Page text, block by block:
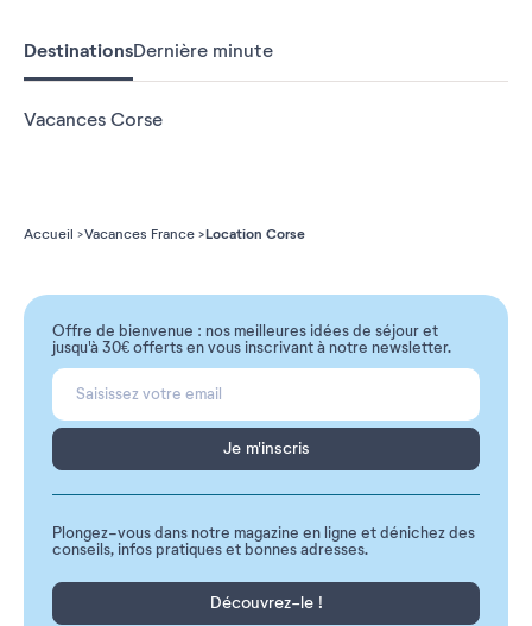
DestinationsDernière minute
Vacances Corse
Accueil Vacances France Location Corse
Offre de bienvenue : nos meilleures idées de séjour et
jusqu'à 30€ offerts en vous inscrivant à notre newsletter.
Je m'inscris
Plongez-vous dans notre magazine en ligne et dénichez des
conseils, infos pratiques et bonnes adresses.
Découvrez-le !